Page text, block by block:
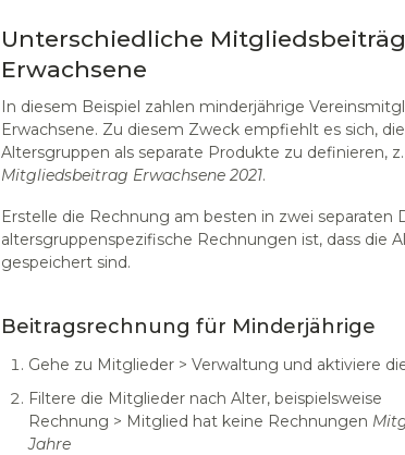
Unterschiedliche
Erwachsene
In diesem Beispiel zahlen minderjährige
Erwachsene. Zu diesem Zweck empfiehlt es sich,
Altersgruppen als separate Produkte zu definieren,
Mitgliedsbeitrag Erwachsene 2021.
Erstelle die Rechnung am besten in zwei separaten
altersgruppenspezifische Rechnungen ist, dass die
gespeichert sind.
Beitragsrechnung für Minderjährige
Gehe zu Mitglieder > Verwaltung und aktiviere
Filtere die Mitglieder nach Alter, beispielsweise
Rechnung > Mitglied hat keine Rechnungen
Jahre